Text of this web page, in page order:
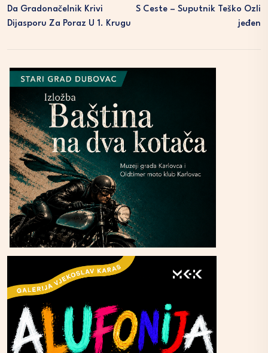
Da Gradonačelnik Krivi
Dijasporu Za Poraz U 1. Krugu
S Ceste – Suputnik Teško Ozli
Jeđen